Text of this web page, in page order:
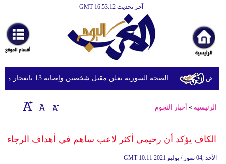
آخر تحديث GMT 16:53:12
أخبارعاجلة
رياضة
ثقافة
إقتصاد
وموسيقى
الصحة السورية تعلن مقتل شخصين وإصابة 13 بانفجار مركبة قرب دمشق
الرئيسية » أخبار النجوم
الكاف يؤكد أن رحيمي أكثر لاعب ساهم في أهداف الرجاء
GMT 10:11 2021 الأحد ,04 تموز / يوليو